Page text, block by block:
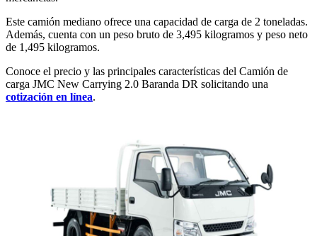
Este camión mediano ofrece una capacidad de carga de 2 toneladas.
Además, cuenta con un peso bruto de 3,495 kilogramos y peso neto
de 1,495 kilogramos.
Conoce el precio y las principales características del Camión de
carga JMC New Carrying 2.0 Baranda DR solicitando una
cotización en línea.